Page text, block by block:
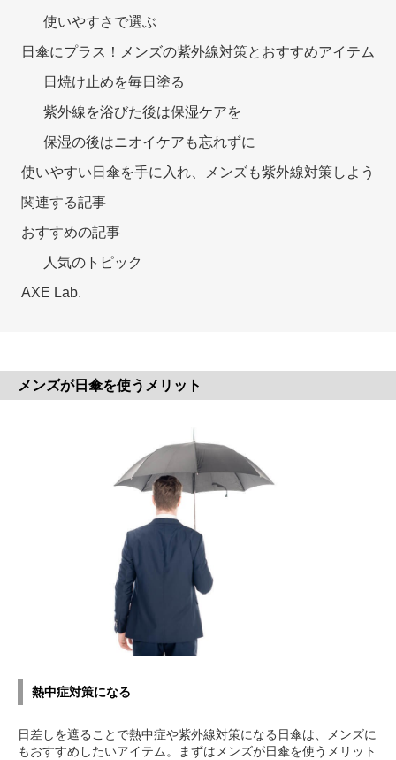
使いやすさで選ぶ
日傘にプラス！メンズの紫外線対策とおすすめアイテム
日焼け止めを毎日塗る
紫外線を浴びた後は保湿ケアを
保湿の後はニオイケアも忘れずに
使いやすい日傘を手に入れ、メンズも紫外線対策しよう
関連する記事
おすすめの記事
人気のトピック
AXE Lab.
メンズが日傘を使うメリット
熱中症対策になる
日差しを遮ることで熱中症や紫外線対策になる日傘は、メンズに
もおすすめしたいアイテム。まずはメンズが日傘を使うメリット